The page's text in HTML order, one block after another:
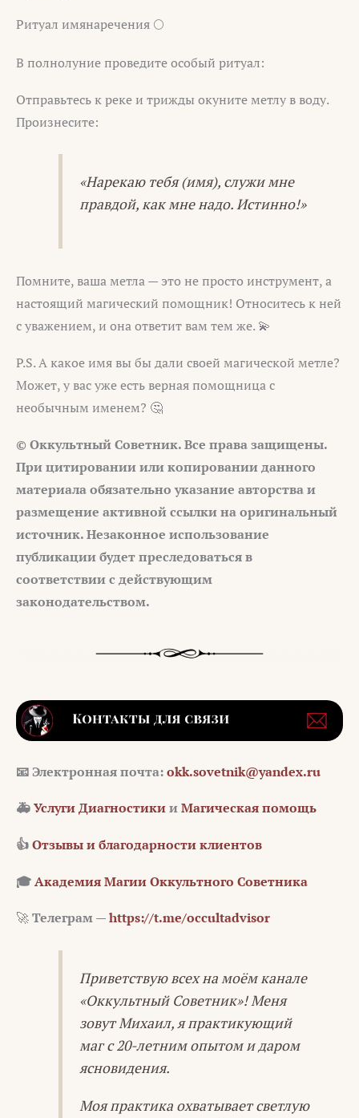
Ритуал имянаречения 🌕
В полнолуние проведите особый ритуал:
Отправьтесь к реке и трижды окуните метлу в воду.
Произнесите:
«Нарекаю тебя (имя), служи мне
правдой, как мне надо. Истинно!»
Помните, ваша метла — это не просто инструмент, а
настоящий магический помощник! Относитесь к ней
с уважением, и она ответит вам тем же. 💫
P.S. А какое имя вы бы дали своей магической метле?
Может, у вас уже есть верная помощница с
необычным именем? 🤔
© Оккультный Советник. Все права защищены.
При цитировании или копировании данного
материала обязательно указание авторства и
размещение активной ссылки на оригинальный
источник. Незаконное использование
публикации будет преследоваться в
соответствии с действующим
законодательством.
📧 Электронная почта:okk.sovetnik@yandex.ru
🚑Услуги ДиагностикииМагическая помощь
👍Отзывы и благодарности клиентов
🎓Академия Магии Оккультного Советника
🚀Телеграм —https://t.me/occultadvisor
Приветствую всех на моём канале
«Оккультный Советник»! Меня
зовут Михаил, я практикующий
маг с 20-летним опытом и даром
ясновидения.
Моя практика охватывает светлую